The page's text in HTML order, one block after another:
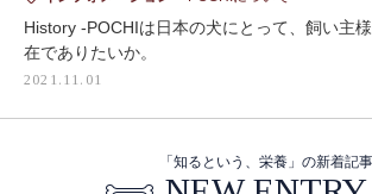
History -POCHIは日本の犬にとって、飼い主
在でありたいか。
2021.11.01
「知るという、栄養」の新着記事